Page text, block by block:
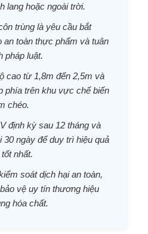
lang hoặc ngoài trời.
trùng là yêu cầu bắt
an toàn thực phẩm và tuân
pháp luật.
cao từ 1,8m đến 2,5m và
phía trên khu vực chế biến
chéo.
định kỳ sau 12 tháng và
30 ngày để duy trì hiệu quả
nhất.
soát dịch hại an toàn,
vệ uy tín thương hiệu
hóa chất.